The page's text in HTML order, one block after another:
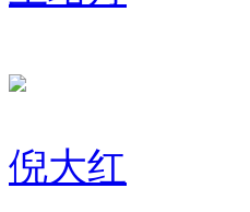
倪大红